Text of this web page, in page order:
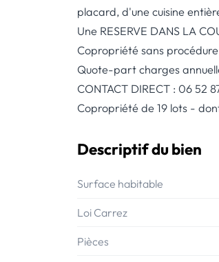
placard, d'une cuisine
Une RESERVE DANS LA
Copropriété sans
Quote-part charges
CONTACT DIRECT : 06 52
Copropriété de 19 lots -
Descriptif du bien
Surface habitable
Loi Carrez
Pièces